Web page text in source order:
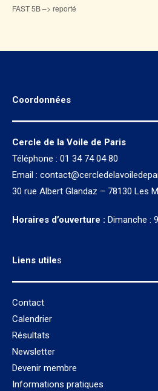
FAST 5B –> reporté
Coordonnées
Cercle de la Voile de Paris
Téléphone : 01 34 74 04 80
Email :
30 rue Albert Glandaz – 78130 Les
Horaires d’ouverture : Dimanche :
Liens utiles
Contact
Calendrier
Résultats
Newsletter
Devenir membre
Informations pratiques